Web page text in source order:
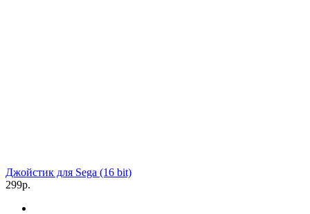
Джойстик для Sega (16 bit)
299р.